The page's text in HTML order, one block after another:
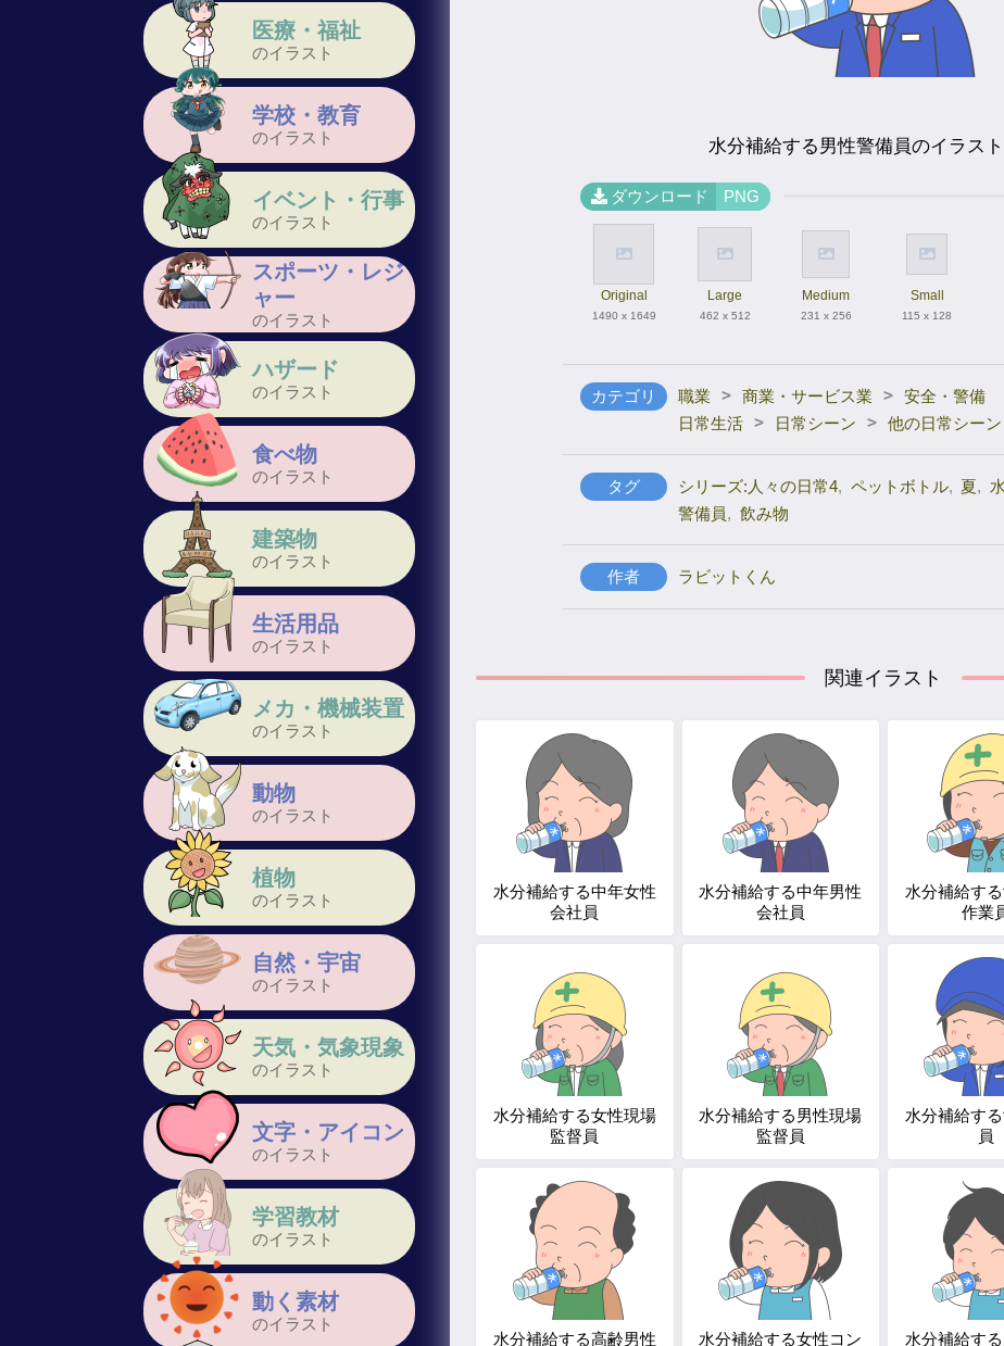
医療・福祉
のイラスト
学校・教育
のイラスト
イベント・行事
のイラスト
スポーツ・レジ
ャー
のイラスト
ハザード
のイラスト
食べ物
のイラスト
建築物
のイラスト
生活用品
のイラスト
メカ・機械装置
のイラスト
動物
のイラスト
植物
のイラスト
自然・宇宙
のイラスト
天気・気象現象
のイラスト
文字・アイコン
のイラスト
学習教材
のイラスト
動く素材
のイラスト
水分補給する男性警備員のイラスト
ダウンロード PNG
Original
1490 x 1649
Large
462 x 512
Medium
231 x 256
Small
115 x 128
カテゴリ 職業 > 商業・サービス業 > 安全・警備
日常生活 > 日常シーン > 他の日常シーン
タグ シリーズ:人々の日常4, ペットボトル, 夏, 水
警備員, 飲み物
作者 ラビットくん
関連イラスト
水分補給する中年女性
会社員
水分補給する中年男性
会社員
水分補給す
作業
水分補給する女性現場
監督員
水分補給する男性現場
監督員
水分補給す
員
水分補給する高齢男性 水分補給する女性コン 水分補給す